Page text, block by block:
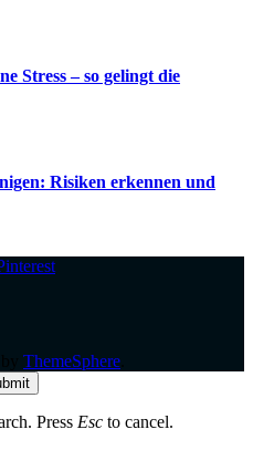
Stress – so gelingt die
Risiken erkennen und
ThemeSphere
Press Esc to cancel.